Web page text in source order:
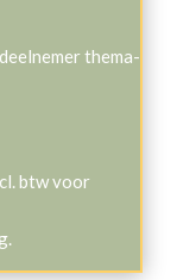
thema-
btw voor